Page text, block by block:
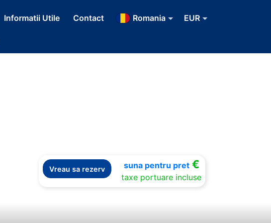
Informatii Utile Contact Romania EUR
Vreau sa rezerv suna pentru pret€
taxe portuare incluse